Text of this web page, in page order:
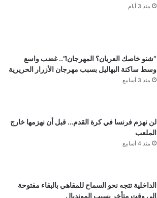
منذ 3 أيام
“شنو خاصك العريان؟ المهرجان!”.. غضب واسع
وسط ساكنة البهاليل بسبب مهرجان الأزرار الحريرية
منذ 3 أسابيع
لن نهزم فرنسا في كرة القدم… قبل أن نهزمها خارج
الملعب
منذ 4 أسابيع
الداخلية تتجه نحو السماح للمقاهي بالبقاء مفتوحة
إلى وقت متأخر بسبب المونديال